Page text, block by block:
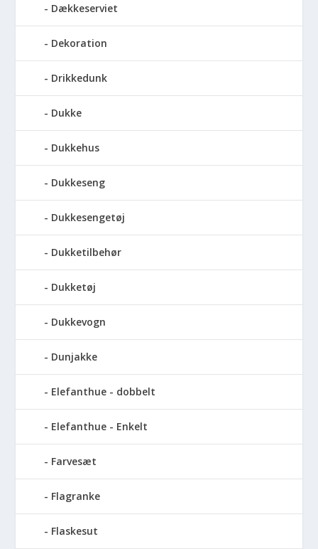
Dækkeserviet
Dekoration
Drikkedunk
Dukke
Dukkehus
Dukkeseng
Dukkesengetøj
Dukketilbehør
Dukketøj
Dukkevogn
Dunjakke
Elefanthue - dobbelt
Elefanthue - Enkelt
Farvesæt
Flagranke
Flaskesut